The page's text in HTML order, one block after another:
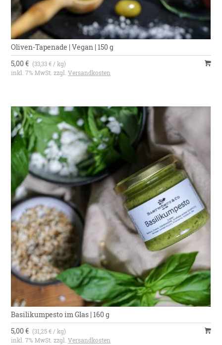
Oliven-Tapenade | Vegan | 150 g
5,00 € (33,33 € / kg)
inkl. 7% MwSt. zzgl.Versandkosten
Basilikumpesto im Glas | 160 g
5,00 € (31,25 € / kg)
inkl. 7% MwSt. zzgl.Versandkosten